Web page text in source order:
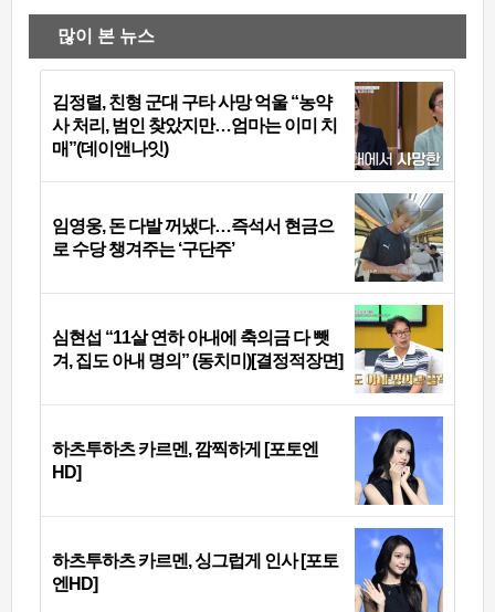
많이 본 뉴스
김정렬, 친형 군대 구타 사망 억울 “농약
사 처리, 범인 찾았지만…엄마는 이미 치
매”(데이앤나잇)
임영웅, 돈 다발 꺼냈다…즉석서 현금으
로 수당 챙겨주는 ‘구단주’
심현섭 “11살 연하 아내에 축의금 다 뺏
겨, 집도 아내 명의” (동치미)[결정적장면]
하츠투하츠 카르멘, 깜찍하게 [포토엔
HD]
하츠투하츠 카르멘, 싱그럽게 인사 [포토
엔HD]